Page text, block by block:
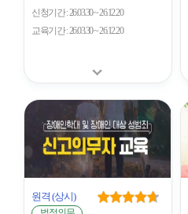
신청기간 26.03.30 ~ 26.12.20
교육기간 26.03.30 ~ 26.12.20
원격 (상시)